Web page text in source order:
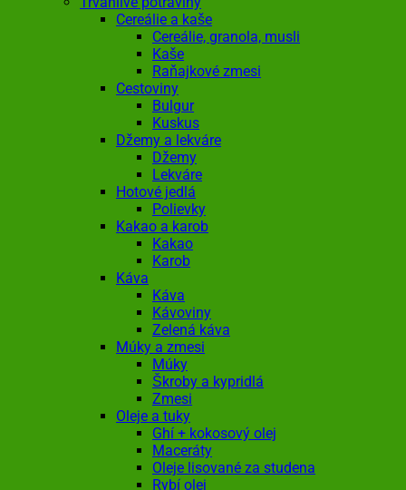
Cereálie a kaše
Cereálie, granola, musli
Kaše
Raňajkové zmesi
Cestoviny
Bulgur
Kuskus
Džemy a lekváre
Džemy
Lekváre
Hotové jedlá
Polievky
Kakao a karob
Kakao
Karob
Káva
Káva
Kávoviny
Zelená káva
Múky a zmesi
Múky
Škroby a kypridlá
Zmesi
Oleje a tuky
Ghí + kokosový olej
Maceráty
Oleje lisované za studena
Rybí olej